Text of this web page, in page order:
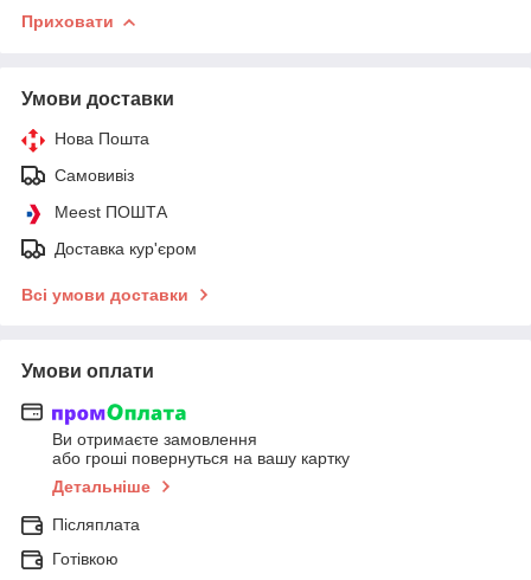
Приховати
Умови доставки
Нова Пошта
Самовивіз
Meest ПОШТА
Доставка кур'єром
Всі умови доставки
Умови оплати
Ви отримаєте замовлення
або гроші повернуться на вашу картку
Детальніше
Післяплата
Готівкою